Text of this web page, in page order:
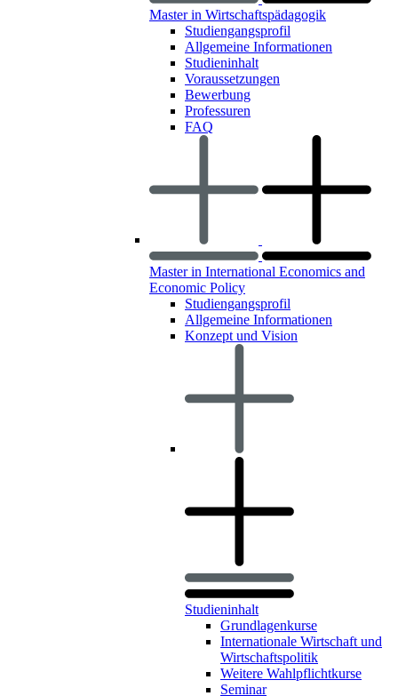
Master in Wirtschaftspädagogik
Studiengangsprofil
Allgemeine Informationen
Studieninhalt
Voraussetzungen
Bewerbung
Professuren
FAQ
Master in International Economics and
Economic Policy
Studiengangsprofil
Allgemeine Informationen
Konzept und Vision
Studieninhalt
Grundlagenkurse
Internationale Wirtschaft und
Wirtschaftspolitik
Weitere Wahlpflichtkurse
Seminar